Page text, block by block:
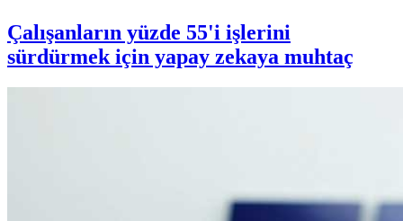
Çalışanların yüzde 55'i işlerini
sürdürmek için yapay zekaya muhtaç